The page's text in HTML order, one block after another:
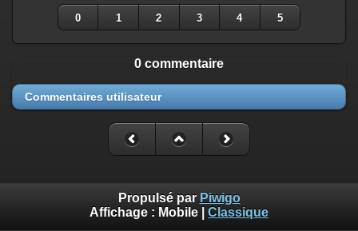
0 1 2 3 4 5
0 commentaire
Commentaires utilisateur
Propulsé par Piwigo
Affichage : Mobile Classique